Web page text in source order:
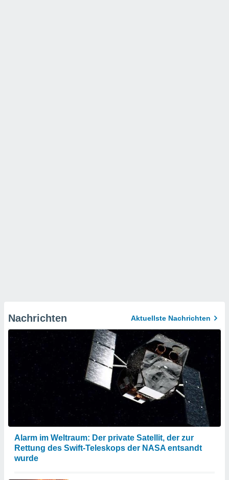
Nachrichten Aktuellste Nachrichten
Alarm im Weltraum: Der private Satellit, der zur
Rettung des Swift-Teleskops der NASA entsandt
wurde